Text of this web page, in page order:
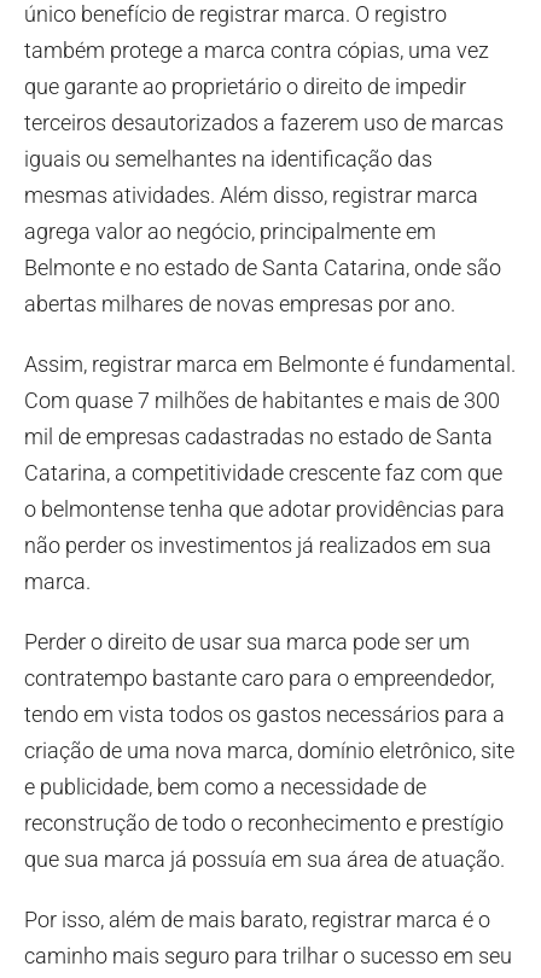
único benefício de registrar marca. O registro
também protege a marca contra cópias, uma vez
que garante ao proprietário o direito de impedir
terceiros desautorizados a fazerem uso de marcas
iguais ou semelhantes na identificação das
mesmas atividades. Além disso, registrar marca
agrega valor ao negócio, principalmente em
Belmonte e no estado de Santa Catarina, onde são
abertas milhares de novas empresas por ano.
Assim, registrar marca em Belmonte é fundamental.
Com quase 7 milhões de habitantes e mais de 300
mil de empresas cadastradas no estado de Santa
Catarina, a competitividade crescente faz com que
o belmontense tenha que adotar providências para
não perder os investimentos já realizados em sua
marca.
Perder o direito de usar sua marca pode ser um
contratempo bastante caro para o empreendedor,
tendo em vista todos os gastos necessários para a
criação de uma nova marca, domínio eletrônico, site
e publicidade, bem como a necessidade de
reconstrução de todo o reconhecimento e prestígio
que sua marca já possuía em sua área de atuação.
Por isso, além de mais barato, registrar marca é o
caminho mais seguro para trilhar o sucesso em seu